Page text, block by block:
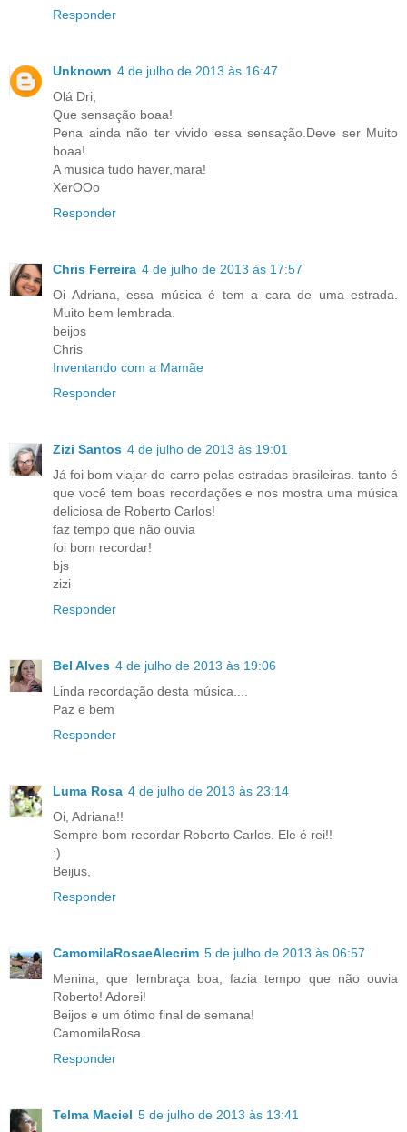
Responder
Unknown 4 de julho de 2013 às 16:47
Olá Dri,
Que sensação boaa!
Pena ainda não ter vivido essa sensação.Deve ser Muito
boaa!
A musica tudo haver,mara!
XerOOo
Responder
Chris Ferreira 4 de julho de 2013 às 17:57
Oi Adriana, essa música é tem a cara de uma estrada.
Muito bem lembrada.
beijos
Chris
Inventando com a Mamãe
Responder
Zizi Santos 4 de julho de 2013 às 19:01
Já foi bom viajar de carro pelas estradas brasileiras. tanto é
que você tem boas recordações e nos mostra uma música
deliciosa de Roberto Carlos!
faz tempo que não ouvia
foi bom recordar!
bjs
zizi
Responder
Bel Alves 4 de julho de 2013 às 19:06
Linda recordação desta música....
Paz e bem
Responder
Luma Rosa 4 de julho de 2013 às 23:14
Oi, Adriana!!
Sempre bom recordar Roberto Carlos. Ele é rei!!
:)
Beijus,
Responder
CamomilaRosaeAlecrim 5 de julho de 2013 às 06:57
Menina, que lembraça boa, fazia tempo que não ouvia
Roberto! Adorei!
Beijos e um ótimo final de semana!
CamomilaRosa
Responder
Telma Maciel 5 de julho de 2013 às 13:41